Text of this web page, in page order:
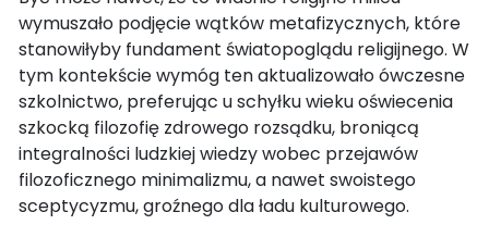
wymuszało podjęcie wątków metafizycznych, które
stanowiłyby fundament światopoglądu religijnego. W
tym kontekście wymóg ten aktualizowało ówczesne
szkolnictwo, preferując u schyłku wieku oświecenia
szkocką filozofię zdrowego rozsądku, broniącą
integralności ludzkiej wiedzy wobec przejawów
filozoficznego minimalizmu, a nawet swoistego
sceptycyzmu, groźnego dla ładu kulturowego.